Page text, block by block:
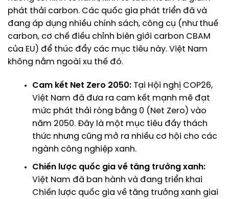
phát thải carbon. Các quốc gia phát triển đã và
đang áp dụng nhiều chính sách, công cụ (như thuế
carbon, cơ chế điều chỉnh biên giới carbon CBAM
của EU) để thúc đẩy các mục tiêu này. Việt Nam
không nằm ngoài xu thế đó.
Cam kết Net Zero 2050: Tại Hội nghị COP26,
Việt Nam đã đưa ra cam kết mạnh mẽ đạt
mức phát thải ròng bằng 0 (Net Zero) vào
năm 2050. Đây là một mục tiêu đầy thách
thức nhưng cũng mở ra nhiều cơ hội cho các
ngành công nghiệp xanh.
Chiến lược quốc gia về tăng trưởng xanh:
Việt Nam đã ban hành và đang triển khai
Chiến lược quốc gia về tăng trưởng xanh giai